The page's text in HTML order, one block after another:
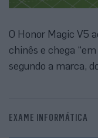
O Honor Magic V5
chinês e chega
segundo a marca,
EXAME INFORMÁTICA